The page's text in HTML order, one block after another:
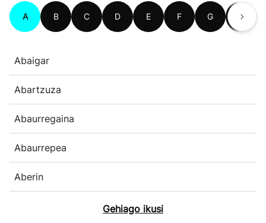
A B C D E F G H
Abaigar
Abartzuza
Abaurregaina
Abaurrepea
Aberin
Gehiago ikusi